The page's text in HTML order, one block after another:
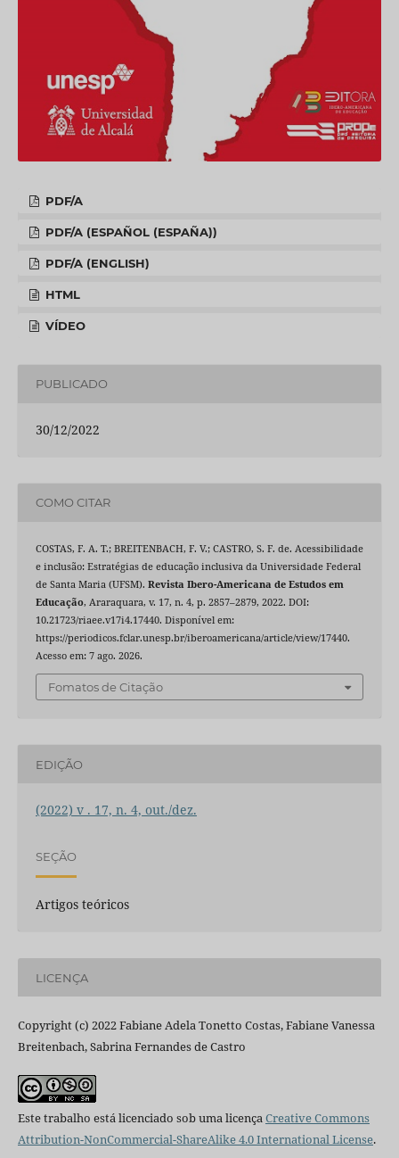
PDF/A
PDF/A (ESPAÑOL (ESPAÑA))
PDF/A (ENGLISH)
HTML
VÍDEO
PUBLICADO
30/12/2022
COMO CITAR
COSTAS, F. A. T.; BREITENBACH, F. V.; CASTRO, S. F. de. Acessibilidade
e inclusão: Estratégias de educação inclusiva da Universidade Federal
de Santa Maria (UFSM). Revista Ibero-Americana de Estudos em
Educação, Araraquara, v. 17, n. 4, p. 2857–2879, 2022. DOI:
10.21723/riaee.v17i4.17440. Disponível em:
https://periodicos.fclar.unesp.br/iberoamericana/article/view/17440.
Acesso em: 7 ago. 2026.
Fomatos de Citação
EDIÇÃO
(2022) v . 17, n. 4, out./dez.
SEÇÃO
Artigos teóricos
LICENÇA
Copyright (c) 2022 Fabiane Adela Tonetto Costas, Fabiane Vanessa
Breitenbach, Sabrina Fernandes de Castro
Este trabalho está licenciado sob uma licençaCreative Commons
Attribution-NonCommercial-ShareAlike 4.0 International License.